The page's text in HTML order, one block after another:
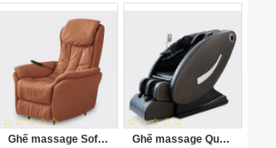
Ghế massage Sofa Queen Crown QC-4F
Ghế massage Queen Crown QC LX888 Plus